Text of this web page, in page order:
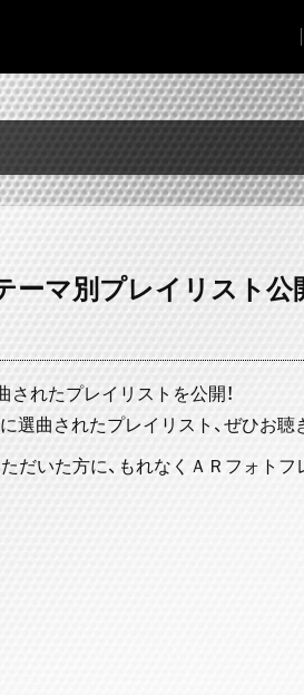
ーマ別プレイリスト
れたプレイリストを公開！
曲されたプレイリスト、ぜひお聴
だいた方に、もれなくＡＲフォトフ